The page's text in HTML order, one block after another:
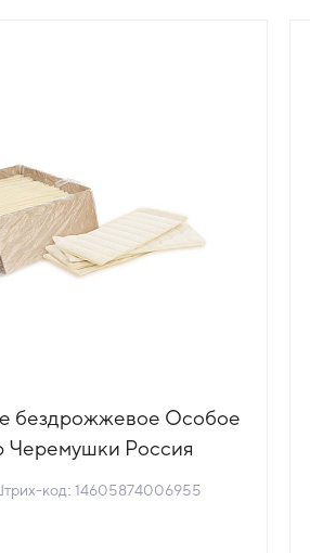
бездрожжевое Особое
Черемушки Россия
код: 14605874006955